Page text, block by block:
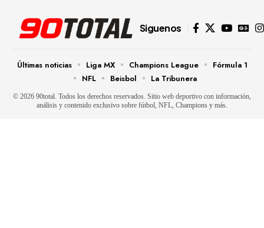
Siguenos
© 2026 90total. Todos los derechos reservados. Sitio web deportivo con información,
análisis y contenido exclusivo sobre fútbol, NFL, Champions y más.
Últimas noticias Liga MX Champions League
Fórmula 1
NFL
Beisbol La Tribunera